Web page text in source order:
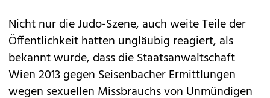
Nicht nur die Judo-Szene, auch weite Teile der
Öffentlichkeit hatten ungläubig reagiert, als
bekannt wurde, dass die Staatsanwaltschaft
Wien 2013 gegen Seisenbacher Ermittlungen
wegen sexuellen Missbrauchs von Unmündigen